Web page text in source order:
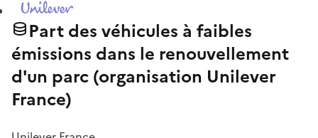
Part des véhicules à faibles
émissions dans le renouvellement
d'un parc (organisation Unilever
France)